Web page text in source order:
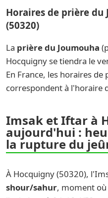
Horaires de prière du
(50320)
La prière du Joumouha
Hocquigny se tiendra le
En France, les horaires
correspondent à l'horaire
Imsak et Iftar à
aujourd'hui :
la rupture du
À Hocquigny (50320),
shour/sahur, moment où